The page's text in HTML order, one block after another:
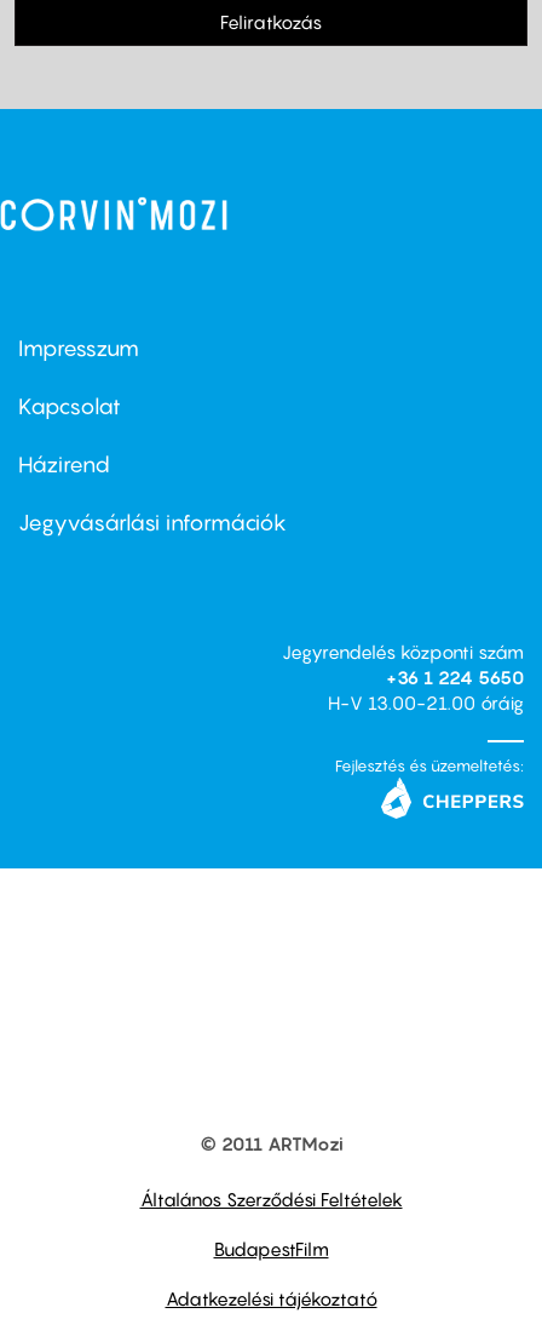
Feliratkozás
Footer
first
Impresszum
Kapcsolat
Footer
second
Házirend
Jegyvásárlási információk
Jegyrendelés központi szám
+36 1 224 5650
H-V 13.00-21.00 óráig
Fejlesztés és üzemeltetés:
© 2011 ARTMozi
Általános Szerződési Feltételek
BudapestFilm
Adatkezelési tájékoztató